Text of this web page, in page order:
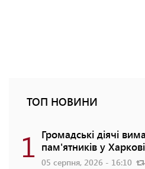
ТОП НОВИНИ
1 Громадські діячі
пам'ятників у Харкові
05 серпня, 2026 - 16:10